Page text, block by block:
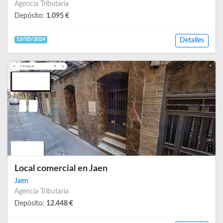
Agencia Tributaria
Depósito: 1.095 €
13/05/2024 Detalles
Local comercial en Jaen
Jaen
Agencia Tributaria
Depósito: 12.448 €